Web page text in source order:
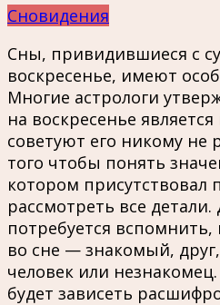
Сновидения
Сны, привидившиеся с
воскресенье, имеют
Многие астрологи
на воскресенье
советуют его никому не
того чтобы понять
котором присутствовал
рассмотреть все детали.
потребуется
во сне — знакомый,
человек или
будет зависеть